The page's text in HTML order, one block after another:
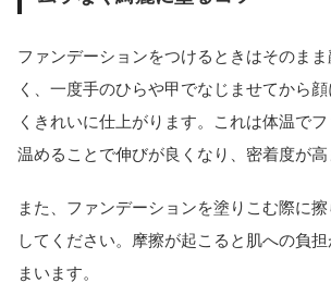
ファンデーションをつけるときはそのま
く、一度手のひらや甲でなじませてから
くきれいに仕上がります。これは体温で
温めることで伸びが良くなり、密着度が高
また、ファンデーションを塗りこむ際に
してください。摩擦が起こると肌への負
まいます。